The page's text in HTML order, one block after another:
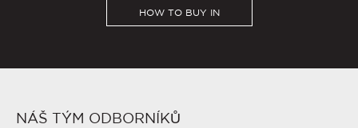
HOW TO BUY IN
NÁŠ TÝM ODBORNÍKŮ